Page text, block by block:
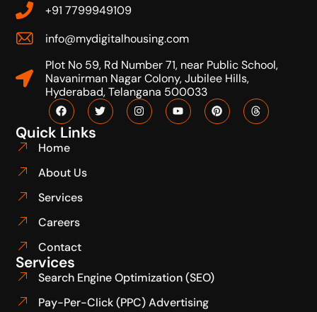
+91 7799949109
info@mydigitalhousing.com
Plot No 59, Rd Number 71, near Public School,
Navanirman Nagar Colony, Jubilee Hills,
Hyderabad, Telangana 500033
Quick Links
Home
About Us
Services
Careers
Contact
Services
Search Engine Optimization (SEO)
Pay-Per-Click (PPC) Advertising